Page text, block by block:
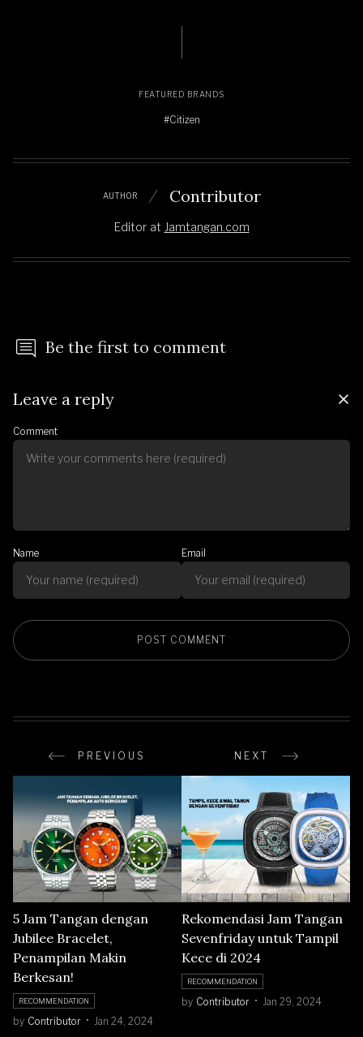
FEATURED BRANDS
#Citizen
AUTHOR Contributor
Editor at Jamtangan.com
Be the first to comment
Leave a reply
Comment
Name Email
PREVIOUS NEXT
5 Jam Tangan dengan
Jubilee Bracelet,
Penampilan Makin
Berkesan!
RECOMMENDATION
by Contributor Jan 24, 2024
Rekomendasi Jam Tangan
Sevenfriday untuk Tampil
Kece di 2024
RECOMMENDATION
by Contributor Jan 29, 2024